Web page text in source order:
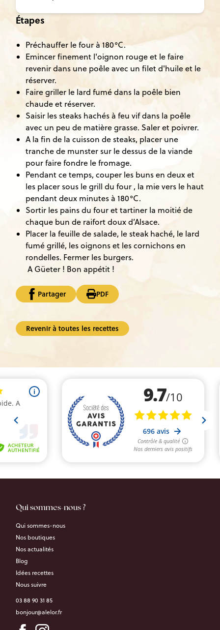
Étapes
Préchauffer le four à 180°C.
Emincer finement l'oignon rouge et le faire
revenir dans une poêle avec un filet d'huile et le
réserver.
Faire griller le lard fumé dans la poêle bien
chaude et réserver.
Saisir les steaks hachés à feu vif dans la poêle
avec un peu de matière grasse. Saler et poivrer.
A la fin de la cuisson de steaks, placer une
tranche de munster sur le dessus de la viande
pour faire fondre le fromage.
Pendant ce temps, couper les buns en deux et
les placer sous le grill du four , la mie vers le haut
pendant deux minutes à 180°C.
Sortir les pains du four et tartiner la moitié de
chaque bun de raifort doux d’Alsace.
Placer la feuille de salade, le steak haché, le lard
fumé grillé, les oignons et les cornichons en
rondelles. Fermer les burgers.
A Güeter ! Bon appétit !
Partager PDF
Revenir à toutes les recettes
Qui sommes-nous ?
Qui sommes-nous
Nos boutiques
Nos actualités
Blog
Idées recettes
Nous suivre
03 88 90 31 85
bonjour@alelor.fr